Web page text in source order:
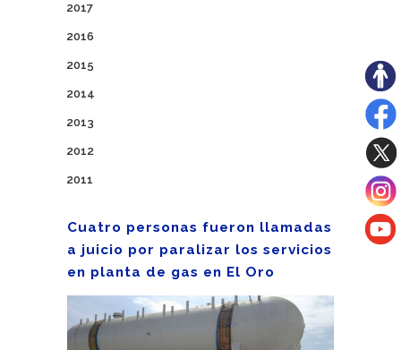
2017
2016
2015
2014
2013
2012
2011
Cuatro personas fueron llamadas
a juicio por paralizar los servicios
en planta de gas en El Oro